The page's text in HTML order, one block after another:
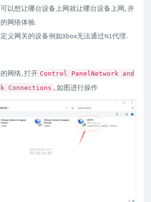
以想让哪台设备上网就让哪台设备上网, 并
网络体验.
义网关的设备例如Xbox无法通过N1代理.
网络, 打开 Control PanelNetwork and
Connections , 如图进行操作